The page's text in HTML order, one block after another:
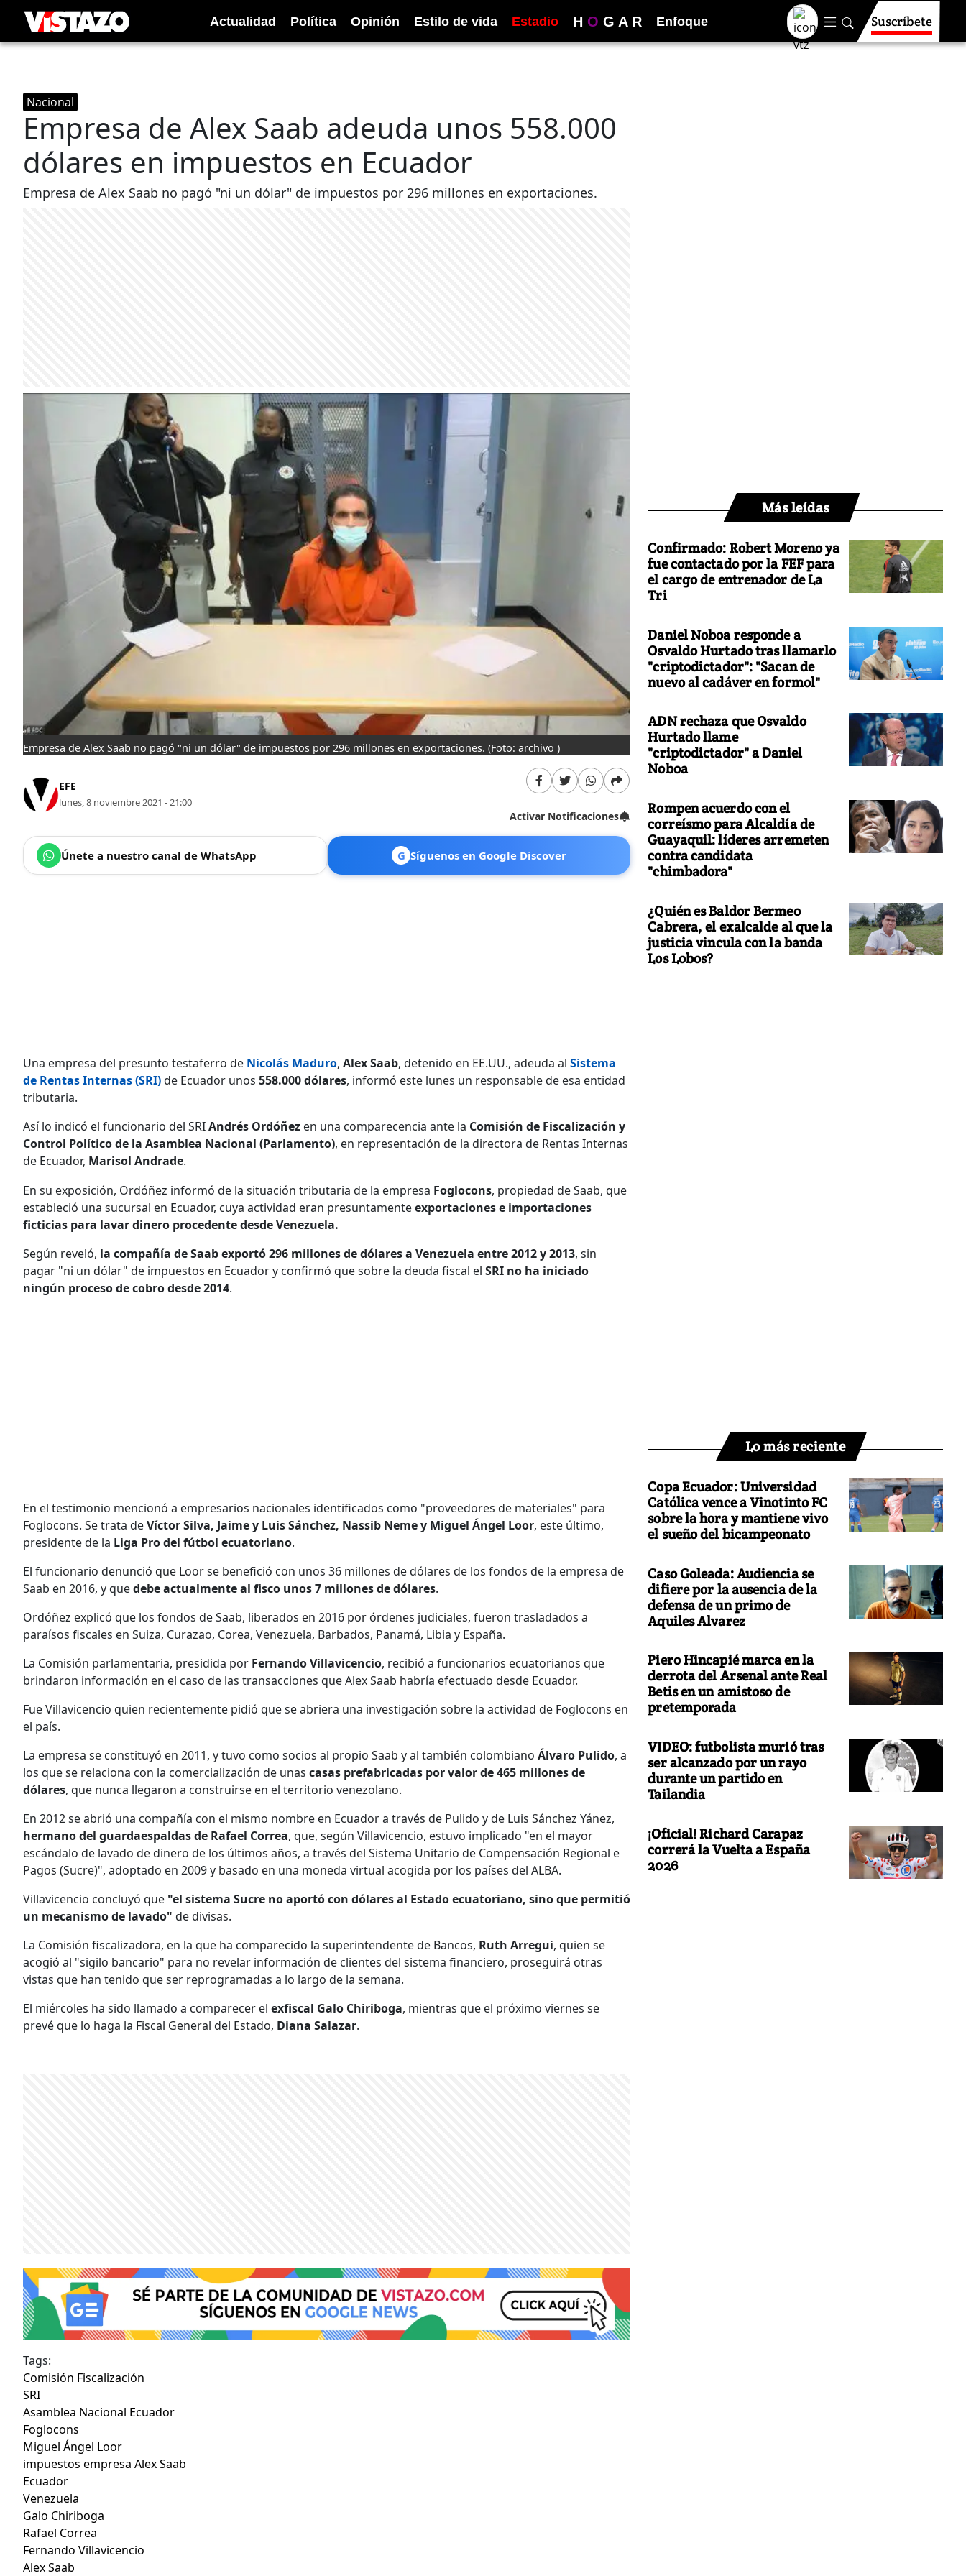
Actualidad Política Opinión Estilo de vida Estadio H O G A R Enfoque Suscríbete
Nacional
Empresa de Alex Saab adeuda unos 558.000
dólares en impuestos en Ecuador
Empresa de Alex Saab no pagó "ni un dólar" de impuestos por 296 millones en exportaciones.
Empresa de Alex Saab no pagó "ni un dólar" de impuestos por 296 millones en exportaciones. (Foto: archivo )
EFE
lunes, 8 noviembre 2021 - 21:00
Activar Notificaciones
Únete a nuestro canal de WhatsApp G Síguenos en Google Discover
Una empresa del presunto testaferro de Nicolás Maduro, Alex Saab, detenido en EE.UU., adeuda al Sistema
de Rentas Internas (SRI)de Ecuador unos 558.000 dólares, informó este lunes un responsable de esa entidad
tributaria.
Así lo indicó el funcionario del SRIAndrés Ordóñez en una comparecencia ante la Comisión de Fiscalización y
Control Político de la Asamblea Nacional (Parlamento), en representación de la directora de Rentas Internas
de Ecuador, Marisol Andrade.
En su exposición, Ordóñez informó de la situación tributaria de la empresa Foglocons, propiedad de Saab, que
estableció una sucursal en Ecuador, cuya actividad eran presuntamenteexportaciones e importaciones
ficticias para lavar dinero procedente desde Venezuela.
Según reveló, la compañía de Saab exportó 296 millones de dólares a Venezuela entre 2012 y 2013, sin
pagar "ni un dólar" de impuestos en Ecuador y confirmó que sobre la deuda fiscal el SRI no ha iniciado
ningún proceso de cobro desde 2014.
En el testimonio mencionó a empresarios nacionales identificados como "proveedores de materiales" para
Foglocons. Se trata deVíctor Silva, Jaime y Luis Sánchez, Nassib Neme y Miguel Ángel Loor, este último,
presidente de la Liga Pro del fútbol ecuatoriano.
El funcionario denunció que Loor se benefició con unos 36 millones de dólares de los fondos de la empresa de
Saab en 2016, y quedebe actualmente al fisco unos 7 millones de dólares.
Ordóñez explicó que los fondos de Saab, liberados en 2016 por órdenes judiciales, fueron trasladados a
paraísos fiscales en Suiza, Curazao, Corea, Venezuela, Barbados, Panamá, Libia y España.
La Comisión parlamentaria, presidida por Fernando Villavicencio, recibió a funcionarios ecuatorianos que
brindaron información en el caso de las transacciones que Alex Saab habría efectuado desde Ecuador.
Fue Villavicencio quien recientemente pidió que se abriera una investigación sobre la actividad de Foglocons en
el país.
La empresa se constituyó en 2011, y tuvo como socios al propio Saab y al también colombiano Álvaro Pulido, a
los que se relaciona con la comercialización de unas casas prefabricadas por valor de 465 millones de
dólares, que nunca llegaron a construirse en el territorio venezolano.
En 2012 se abrió una compañía con el mismo nombre en Ecuador a través de Pulido y de Luis Sánchez Yánez,
hermano del guardaespaldas de Rafael Correa, que, según Villavicencio, estuvo implicado "en el mayor
escándalo de lavado de dinero de los últimos años, a través del Sistema Unitario de Compensación Regional e
Pagos (Sucre)", adoptado en 2009 y basado en una moneda virtual acogida por los países del ALBA.
Villavicencio concluyó que "el sistema Sucre no aportó con dólares al Estado ecuatoriano, sino que permitió
un mecanismo de lavado" de divisas.
La Comisión fiscalizadora, en la que ha comparecido la superintendente de Bancos, Ruth Arregui, quien se
acogió al "sigilo bancario" para no revelar información de clientes del sistema financiero, proseguirá otras
vistas que han tenido que ser reprogramadas a lo largo de la semana.
El miércoles ha sido llamado a comparecer el exfiscal Galo Chiriboga, mientras que el próximo viernes se
prevé que lo haga la Fiscal General del Estado, Diana Salazar.
Tags:
Comisión Fiscalización
SRI
Asamblea Nacional Ecuador
Foglocons
Miguel Ángel Loor
impuestos empresa Alex Saab
Ecuador
Venezuela
Galo Chiriboga
Rafael Correa
Fernando Villavicencio
Alex Saab
Más leídas
Confirmado: Robert Moreno ya
fue contactado por la FEF para
el cargo de entrenador de La
Tri
Daniel Noboa responde a
Osvaldo Hurtado tras llamarlo
"criptodictador": "Sacan de
nuevo al cadáver en formol"
ADN rechaza que Osvaldo
Hurtado llame
"criptodictador" a Daniel
Noboa
Rompen acuerdo con el
correísmo para Alcaldía de
Guayaquil: líderes arremeten
contra candidata
"chimbadora"
¿Quién es Baldor Bermeo
Cabrera, el exalcalde al que la
justicia vincula con la banda
Los Lobos?
Lo más reciente
Copa Ecuador: Universidad
Católica vence a Vinotinto FC
sobre la hora y mantiene vivo
el sueño del bicampeonato
Caso Goleada: Audiencia se
difiere por la ausencia de la
defensa de un primo de
Aquiles Alvarez
Piero Hincapié marca en la
derrota del Arsenal ante Real
Betis en un amistoso de
pretemporada
VIDEO: futbolista murió tras
ser alcanzado por un rayo
durante un partido en
Tailandia
¡Oficial! Richard Carapaz
correrá la Vuelta a España
2026